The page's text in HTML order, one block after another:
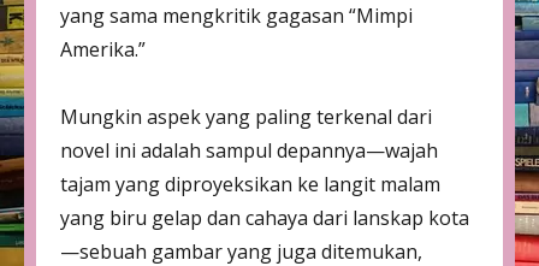
yang sama mengkritik gagasan “Mimpi
Amerika.”
Mungkin aspek yang paling terkenal dari
novel ini adalah sampul depannya—wajah
tajam yang diproyeksikan ke langit malam
yang biru gelap dan cahaya dari lanskap kota
—sebuah gambar yang juga ditemukan,